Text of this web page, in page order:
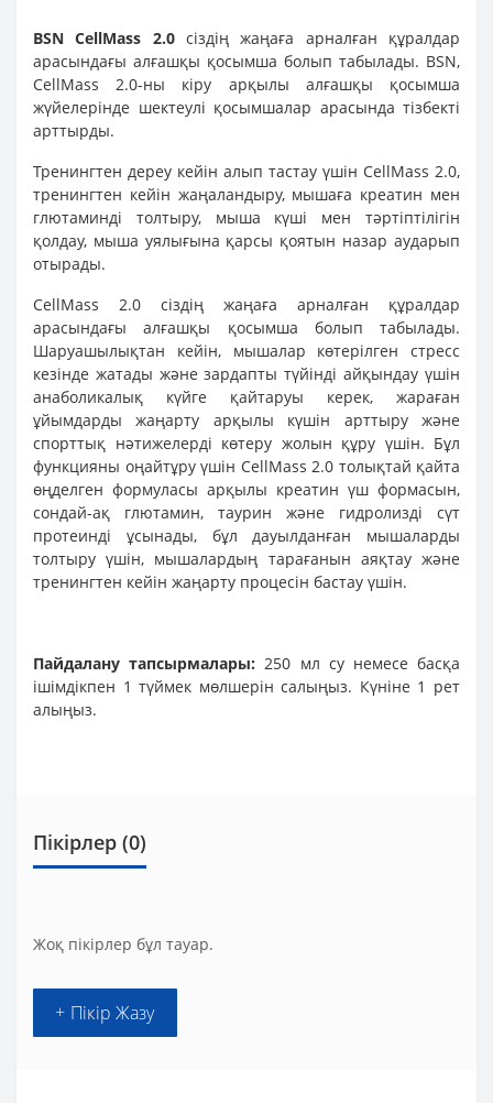
BSN CellMass 2.0сіздің жаңаға арналған құралдар
арасындағы алғашқы қосымша болып табылады. BSN,
CellMass 2.0-ны кіру арқылы алғашқы қосымша
жүйелерінде шектеулі қосымшалар арасында тізбекті
арттырды.
Тренингтен дереу кейін алып тастау үшін CellMass 2.0,
тренингтен кейін жаңаландыру, мышаға креатин мен
глютаминді толтыру, мыша күші мен тәртіптілігін
қолдау, мыша уялығына қарсы қоятын назар аударып
отырады.
CellMass 2.0 сіздің жаңаға арналған құралдар
арасындағы алғашқы қосымша болып табылады.
Шаруашылықтан кейін, мышалар көтерілген стресс
кезінде жатады және зардапты түйінді айқындау үшін
анаболикалық күйге қайтаруы керек, жараған
ұйымдарды жаңарту арқылы күшін арттыру және
спорттық нәтижелерді көтеру жолын құру үшін. Бұл
функцияны оңайтұру үшін CellMass 2.0 толықтай қайта
өңделген формуласы арқылы креатин үш формасын,
сондай-ақ глютамин, таурин және гидролизді сүт
протеинді ұсынады, бұл дауылданған мышаларды
толтыру үшін, мышалардың тарағанын аяқтау және
тренингтен кейін жаңарту процесін бастау үшін.
Пайдалану тапсырмалары:250 мл су немесе басқа
ішімдікпен 1 түймек мөлшерін салыңыз. Күніне 1 рет
алыңыз.
Пікірлер (0)
Жоқ пікірлер бұл тауар.
+ Пікір Жазу